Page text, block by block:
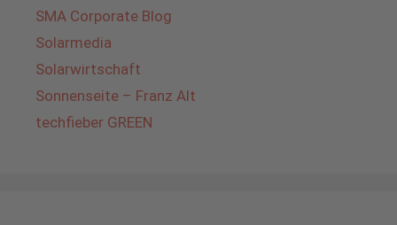
SMA Corporate Blog
Solarmedia
Solarwirtschaft
Sonnenseite – Franz Alt
techfieber GREEN